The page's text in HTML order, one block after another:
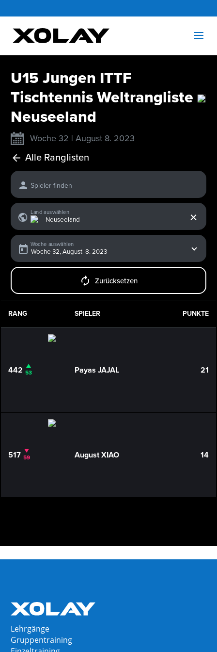
U15 Jungen ITTF
Tischtennis Weltrangliste
Neuseeland
Woche 32 | August 8. 2023
Alle Ranglisten
Spieler finden
Land auswählen
Woche auswählen
Zurücksetzen
RANG SPIELER PUNKTE
442 53 Payas JAJAL 21
517 59 August XIAO 14
Lehrgänge
Gruppentraining